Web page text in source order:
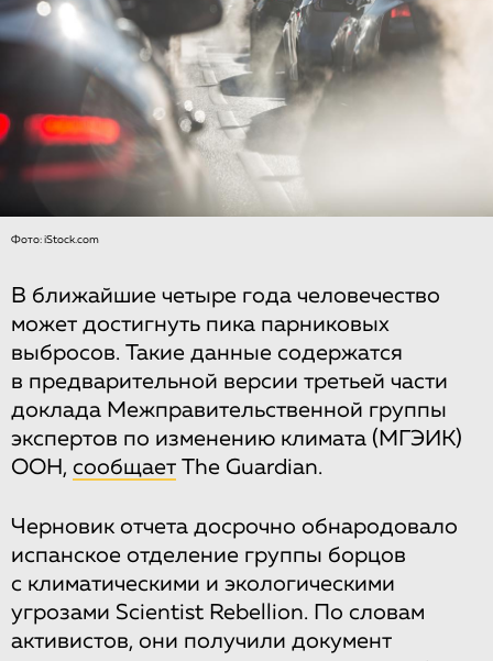
Фото: iStock.com
В ближайшие четыре года человечество
может достигнуть пика парниковых
выбросов. Такие данные содержатся
в предварительной версии третьей части
доклада Межправительственной группы
экспертов по изменению климата (МГЭИК)
ООН, сообщает The Guardian.
Черновик отчета досрочно обнародовало
испанское отделение группы борцов
с климатическими и экологическими
угрозами Scientist Rebellion. По словам
активистов, они получили документ